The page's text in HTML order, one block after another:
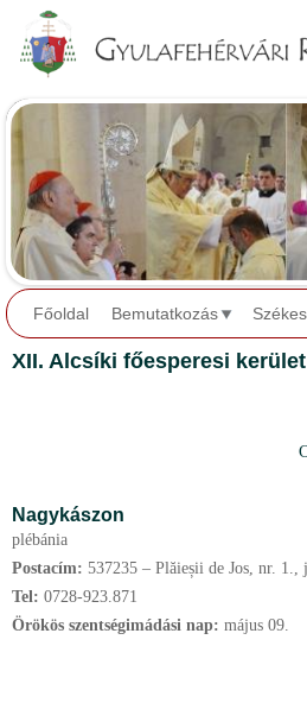
Főoldal Bemutatkozás
XII. Alcsíki főesperesi kerület
C
Nagykászon
plébánia
Postacím: 537235 – Plăieșii de Jos, nr. 1.,
Tel: 0728-923.871
Örökös szentségimádási nap: május 09.